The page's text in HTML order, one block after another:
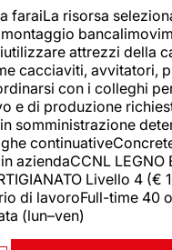
faraiLa risorsa
attrezzi della
cacciaviti, avvitatori,
con i colleghi
e di produzione
somministrazione
aziendaCCNL LEGNO
Livello 4 (€
di lavoroFull-time 40
(lun–ven)